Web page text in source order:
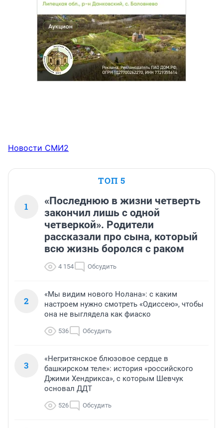
Новости СМИ2
ТОП 5
1
«Последнюю в жизни четверть
закончил лишь с одной
четверкой». Родители
рассказали про сына, который
всю жизнь боролся с раком
4 154 Обсудить
2
«Мы видим нового Нолана»: с каким
настроем нужно смотреть «Одиссею», чтобы
она не выглядела как фиаско
536 Обсудить
3
«Негритянское блюзовое сердце в
башкирском теле»: история «российского
Джими Хендрикса», с которым Шевчук
основал ДДТ
526 Обсудить